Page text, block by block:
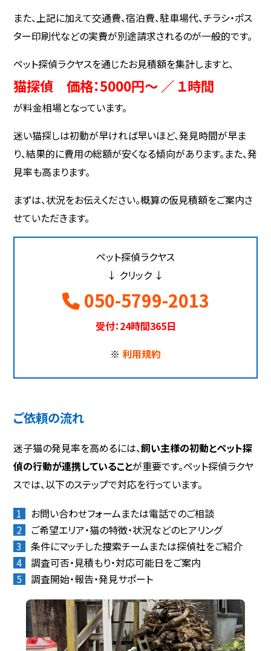
また、上記に加えて交通費、宿泊費、駐車場代、チラシ・ポス
ター印刷代などの実費が別途請求されるのが一般的です。
ペット探偵ラクヤスを通じたお見積額を集計しますと、
猫探偵 価格：5000円～ ／ １時間
が料金相場となっています。
迷い猫探しは初動が早ければ早いほど、発見時間が早ま
り、結果的に費用の総額が安くなる傾向があります。また、発
見率も高まります。
まずは、状況をお伝えください。概算の仮見積額をご案内さ
せていただきます。
ペット探偵ラクヤス
↓ クリック ↓
050-5799-2013
受付：24時間365日
※ 利用規約
ご依頼の流れ
迷子猫の発見率を高めるには、飼い主様の初動とペット探
偵の行動が連携していることが重要です。ペット探偵ラクヤ
スでは、以下のステップで対応を行っています。
お問い合わせフォームまたは電話でのご相談
ご希望エリア・猫の特徴・状況などのヒアリング
条件にマッチした捜索チームまたは探偵社をご紹介
調査可否・見積もり・対応可能日をご案内
調査開始・報告・発見サポート